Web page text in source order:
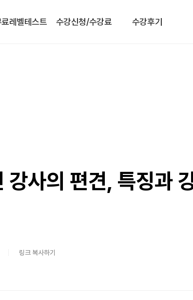
레벨테스트 수강신청/수강료 수강후기
강사의 편견, 특징과
링크 복사하기